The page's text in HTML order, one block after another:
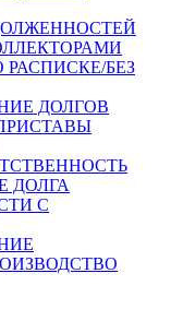
БЕЗ
ДОЛГОВ
ДОЛГА
С